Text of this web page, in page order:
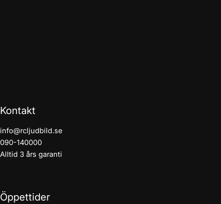
Kontakt
info@rcljudbild.se
090-140000
Alltid 3 års garanti
Öppettider